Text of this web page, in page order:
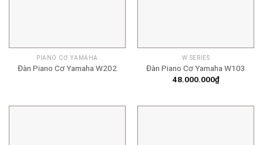
PIANO CƠ YAMAHA
Đàn Piano Cơ Yamaha W202
W SERIES
Đàn Piano Cơ Yamaha W103
48.000.000₫